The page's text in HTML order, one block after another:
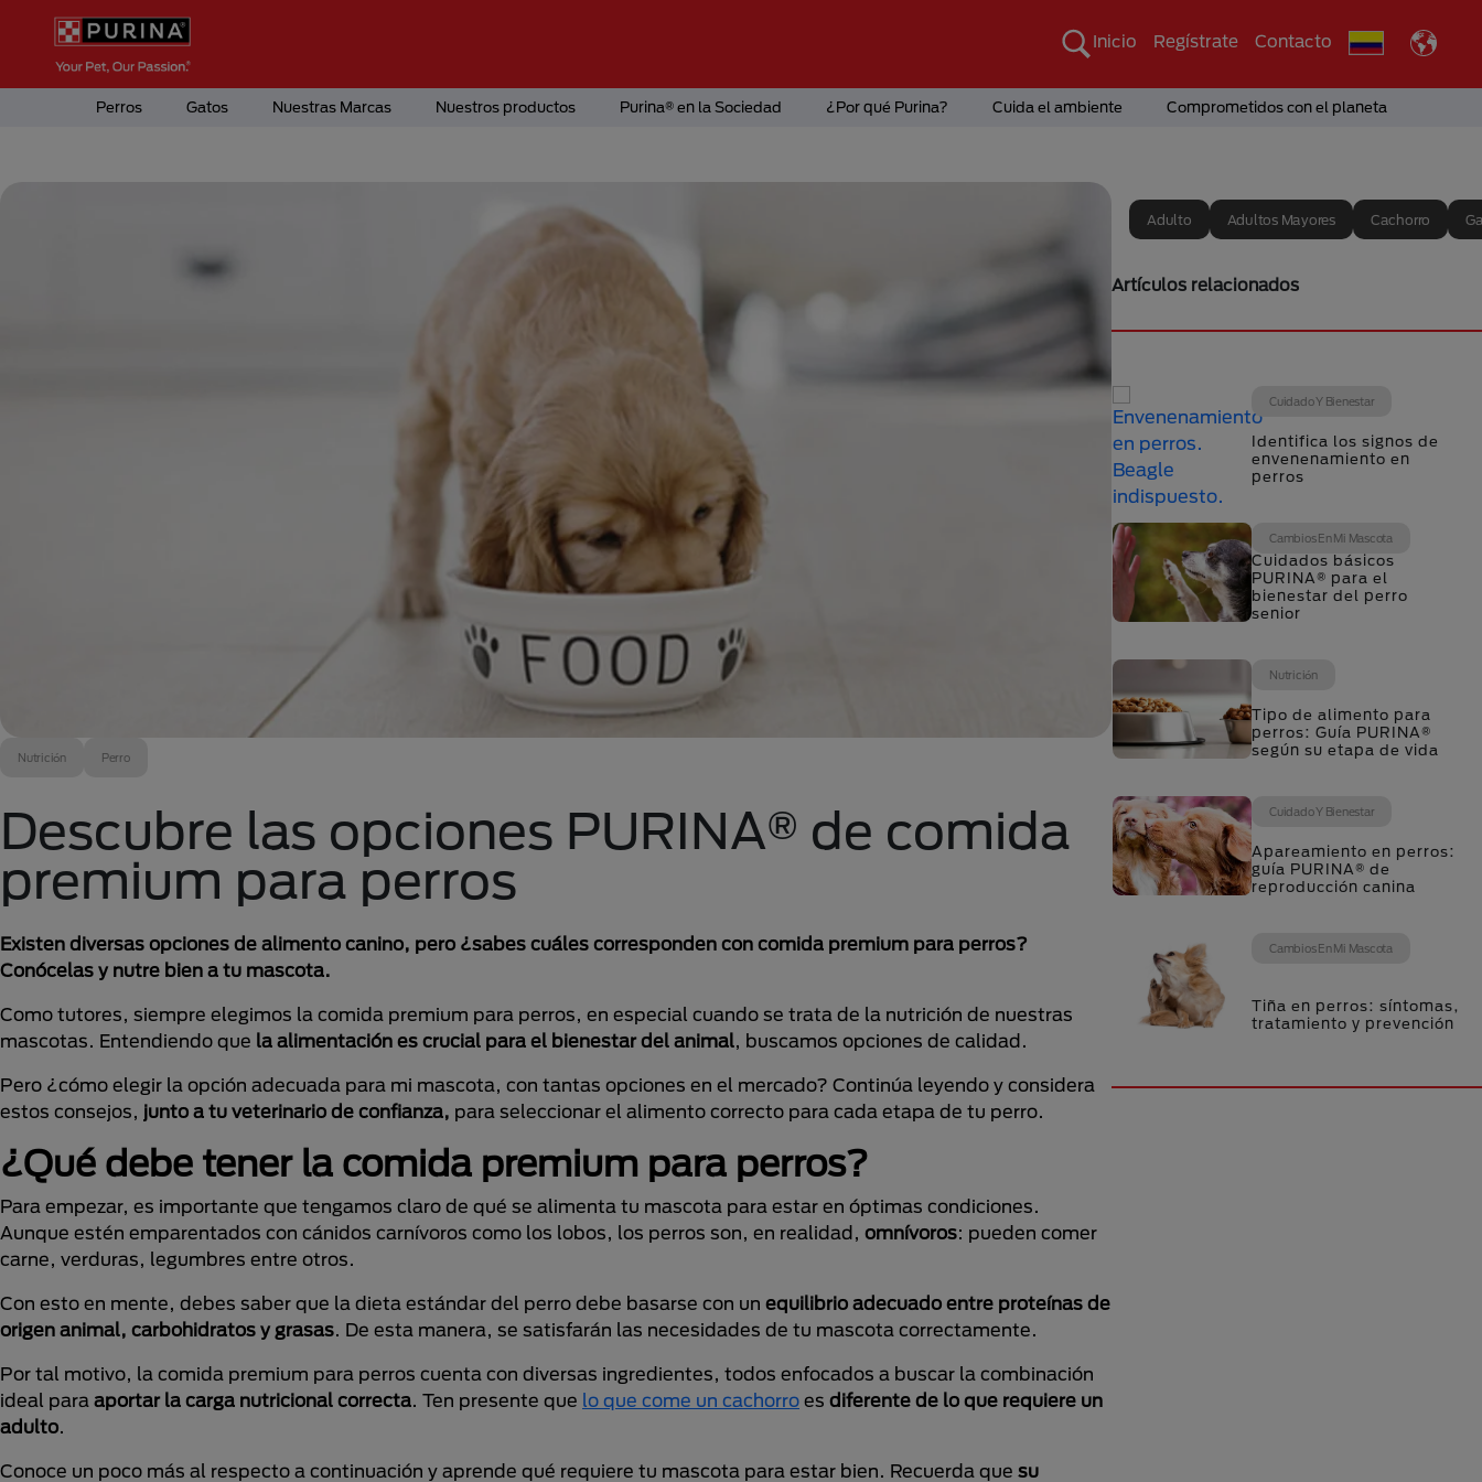
Pasar al contenido principal
Menú Secundario Purina
Inicio Regístrate Contacto
Menú Principal Purina
Perros Gatos Nuestras Marcas Nuestros productos Purina® en la Sociedad ¿Por qué Purina? Cuida el ambiente Comprometidos con el planeta
Nutrición Perro
Descubre las opciones PURINA® de comida
premium para perros
Existen diversas opciones de alimento canino, pero ¿sabes cuáles corresponden con comida premium para perros?
Conócelas y nutre bien a tu mascota.
Como tutores, siempre elegimos la comida premium para perros, en especial cuando se trata de la nutrición de nuestras
mascotas. Entendiendo que la alimentación es crucial para el bienestar del animal, buscamos opciones de calidad.
Pero ¿cómo elegir la opción adecuada para mi mascota, con tantas opciones en el mercado? Continúa leyendo y considera
estos consejos, junto a tu veterinario de confianza, para seleccionar el alimento correcto para cada etapa de tu perro.
¿Qué debe tener la comida premium para perros?
Para empezar, es importante que tengamos claro de qué se alimenta tu mascota para estar en óptimas condiciones.
Aunque estén emparentados con cánidos carnívoros como los lobos, los perros son, en realidad, omnívoros: pueden comer
carne, verduras, legumbres entre otros.
Con esto en mente, debes saber que la dieta estándar del perro debe basarse con un equilibrio adecuado entre proteínas de
origen animal, carbohidratos y grasas. De esta manera, se satisfarán las necesidades de tu mascota correctamente.
Por tal motivo, la comida premium para perros cuenta con diversas ingredientes, todos enfocados a buscar la combinación
ideal para aportar la carga nutricional correcta. Ten presente que lo que come un cachorro es diferente de lo que requiere un
adulto.
Conoce un poco más al respecto a continuación y aprende qué requiere tu mascota para estar bien. Recuerda que su
Adulto Adultos Mayores Cachorro
Artículos relacionados
Cuidado Y Bienestar
Identifica los signos de
envenenamiento en
perros
Cambios En Mi Mascota
Cuidados básicos
PURINA® para el
bienestar del perro
senior
Nutrición
Tipo de alimento para
perros: Guía PURINA®
según su etapa de vida
Cuidado Y Bienestar
Apareamiento en perros:
guía PURINA® de
reproducción canina
Cambios En Mi Mascota
Tiña en perros: síntomas,
tratamiento y prevención